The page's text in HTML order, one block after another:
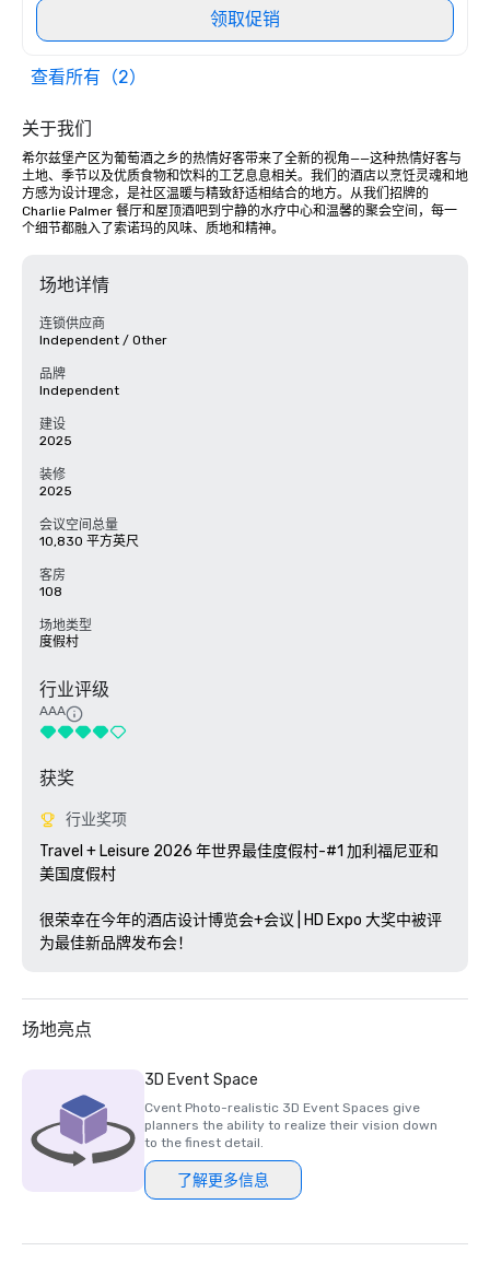
领取促销
查看所有（2）
关于我们
希尔兹堡产区为葡萄酒之乡的热情好客带来了全新的视角——这种热情好客与
土地、季节以及优质食物和饮料的工艺息息相关。我们的酒店以烹饪灵魂和地
方感为设计理念，是社区温暖与精致舒适相结合的地方。从我们招牌的
Charlie Palmer 餐厅和屋顶酒吧到宁静的水疗中心和温馨的聚会空间，每一
个细节都融入了索诺玛的风味、质地和精神。
场地详情
连锁供应商
Independent / Other
品牌
Independent
建设
2025
装修
2025
会议空间总量
10,830 平方英尺
客房
108
场地类型
度假村
行业评级
AAA
获奖
行业奖项
Travel + Leisure 2026 年世界最佳度假村-#1 加利福尼亚和
美国度假村
很荣幸在今年的酒店设计博览会+会议 | HD Expo 大奖中被评
为最佳新品牌发布会！
场地亮点
3D Event Space
Cvent Photo-realistic 3D Event Spaces give
planners the ability to realize their vision down
to the finest detail.
了解更多信息